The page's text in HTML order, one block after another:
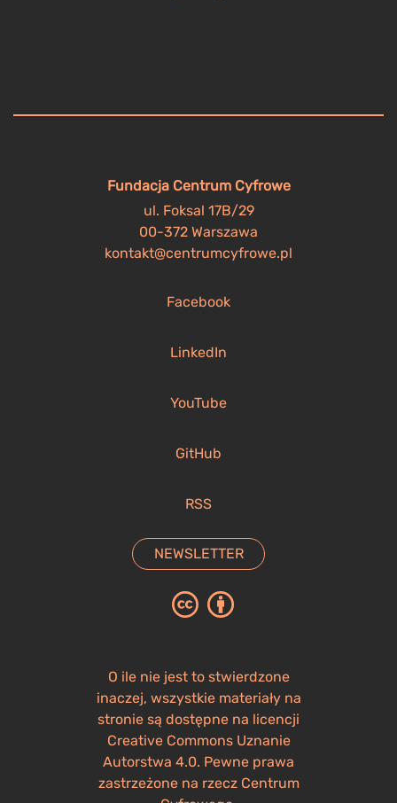
Fundacja Centrum Cyfrowe
ul. Foksal 17B/29
00-372 Warszawa
kontakt@centrumcyfrowe.pl
Facebook
LinkedIn
YouTube
GitHub
RSS
NEWSLETTER
O ile nie jest to stwierdzone
inaczej, wszystkie materiały na
stronie są dostępne na licencji
Creative Commons Uznanie
Autorstwa 4.0. Pewne prawa
zastrzeżone na rzecz Centrum